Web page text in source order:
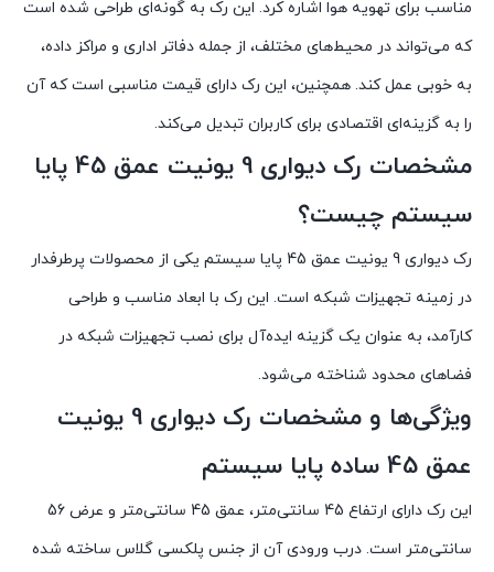
مناسب برای تهویه هوا اشاره کرد. این رک به گونه‌ای طراحی شده است
که می‌تواند در محیط‌های مختلف، از جمله دفاتر اداری و مراکز داده،
به خوبی عمل کند. همچنین، این رک دارای قیمت مناسبی است که آن
را به گزینه‌ای اقتصادی برای کاربران تبدیل می‌کند.
مشخصات رک دیواری 9 یونیت عمق 45 پایا
سیستم چیست؟
رک دیواری 9 یونیت عمق 45 پایا سیستم یکی از محصولات پرطرفدار
در زمینه تجهیزات شبکه است. این رک با ابعاد مناسب و طراحی
کارآمد، به عنوان یک گزینه ایده‌آل برای نصب تجهیزات شبکه در
فضاهای محدود شناخته می‌شود.
ویژگی‌ها و مشخصات رک دیواری 9 یونیت
عمق 45 ساده پایا سیستم
این رک دارای ارتفاع 45 سانتی‌متر، عمق 45 سانتی‌متر و عرض 56
سانتی‌متر است. درب ورودی آن از جنس پلکسی گلاس ساخته شده